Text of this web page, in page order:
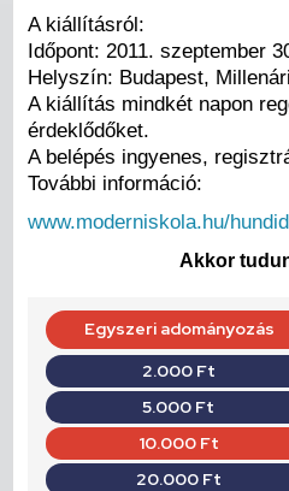
A kiállításról:
Időpont: 2011. szeptember
Helyszín: Budapest,
A kiállítás mindkét napon
érdeklődőket.
A belépés ingyenes,
További információ:
www.moderniskola.hu/
Akkor